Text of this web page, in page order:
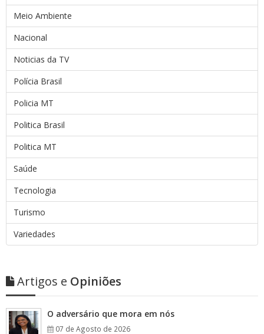
Meio Ambiente
Nacional
Noticias da TV
Polícia Brasil
Policia MT
Politica Brasil
Politica MT
Saúde
Tecnologia
Turismo
Variedades
Artigos e Opiniões
O adversário que mora em nós
07 de Agosto de 2026